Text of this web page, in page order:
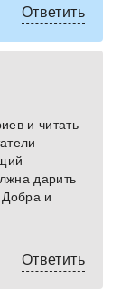
Ответить
и читать
дарить
и
Ответить